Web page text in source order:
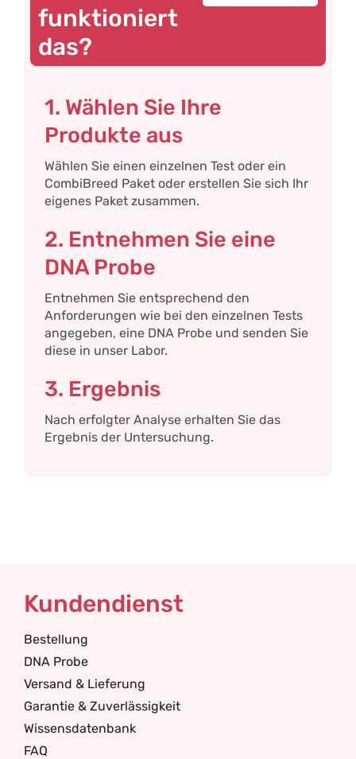
funktioniert
das?
1. Wählen Sie Ihre
Produkte aus
Wählen Sie einen einzelnen Test oder ein
CombiBreed Paket oder erstellen Sie sich Ihr
eigenes Paket zusammen.
2. Entnehmen Sie eine
DNA Probe
Entnehmen Sie entsprechend den
Anforderungen wie bei den einzelnen Tests
angegeben, eine DNA Probe und senden Sie
diese in unser Labor.
3. Ergebnis
Nach erfolgter Analyse erhalten Sie das
Ergebnis der Untersuchung.
Kundendienst
Bestellung
DNA Probe
Versand & Lieferung
Garantie & Zuverlässigkeit
Wissensdatenbank
FAQ